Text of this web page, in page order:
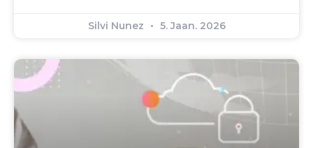
Silvi Nunez 5. Jaan. 2026